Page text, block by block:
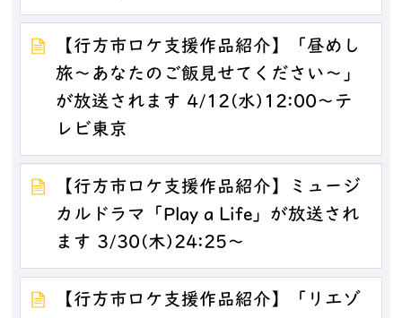
【行方市ロケ支援作品紹介】「昼めし
旅～あなたのご飯見せてください～」
が放送されます 4/12(水)12:00～テ
レビ東京
【行方市ロケ支援作品紹介】ミュージ
カルドラマ「Play a Life」が放送され
ます 3/30(木)24:25〜
【行方市ロケ支援作品紹介】「リエゾ